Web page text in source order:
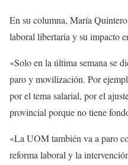
En su columna, María
laboral libertaria y su impacto
«Solo en la última semana se
paro y movilización. Por
por el tema salarial, por el
provincial porque no tiene
«La UOM también va a paro
reforma laboral y la